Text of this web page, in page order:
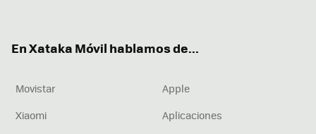
En Xataka Móvil hablamos de...
Movistar
Apple
Xiaomi
Aplicaciones